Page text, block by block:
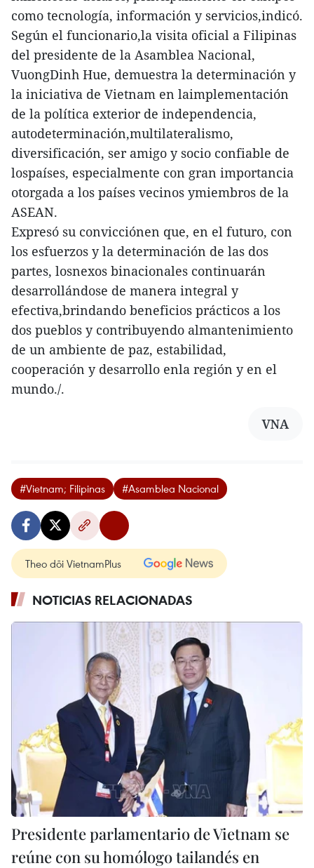
como tecnología, información y servicios,indicó.
Según el funcionario,la visita oficial a Filipinas
del presidente de la Asamblea Nacional,
VuongDinh Hue, demuestra la determinación y
la iniciativa de Vietnam en laimplementación
de la política exterior de independencia,
autodeterminación,multilateralismo,
diversificación, ser amigo y socio confiable de
lospaíses, especialmente con gran importancia
otorgada a los países vecinos ymiembros de la
ASEAN.
Expresó su convicciónen que, en el futuro, con
los esfuerzos y la determinación de las dos
partes, losnexos binacionales continuarán
desarrollándose de manera integral y
efectiva,brindando beneficios prácticos a los
dos pueblos y contribuyendo almantenimiento
de un ambiente de paz, estabilidad,
cooperación y desarrollo enla región y en el
mundo./.
VNA
#Vietnam; Filipinas #Asamblea Nacional
Theo dõi VietnamPlus
NOTICIAS RELACIONADAS
Presidente parlamentario de Vietnam se
reúne con su homólogo tailandés en